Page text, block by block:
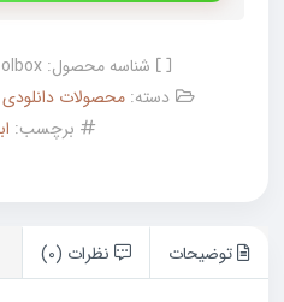
شناسه محصول:
دسته:محصولات
برچسب:
توضیحات نظرات (0)